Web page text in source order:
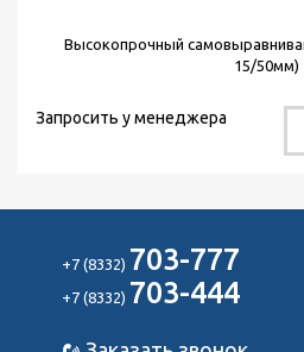
Высокопрочный
15/50мм)
Запросить у менеджера
+7 (8332) 703-777
+7 (8332) 703-444